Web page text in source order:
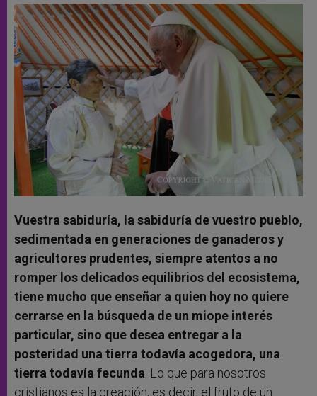
Vuestra sabiduría, la sabiduría de vuestro pueblo,
sedimentada en generaciones de ganaderos y
agricultores prudentes, siempre atentos a no
romper los delicados equilibrios del ecosistema,
tiene mucho que enseñar a quien hoy no quiere
cerrarse en la búsqueda de un miope interés
particular, sino que desea entregar a la
posteridad una tierra todavía acogedora, una
tierra todavía fecunda. Lo que para nosotros
cristianos es la creación, es decir, el fruto de un